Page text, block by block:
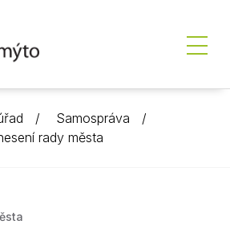
Samospráva
rady města